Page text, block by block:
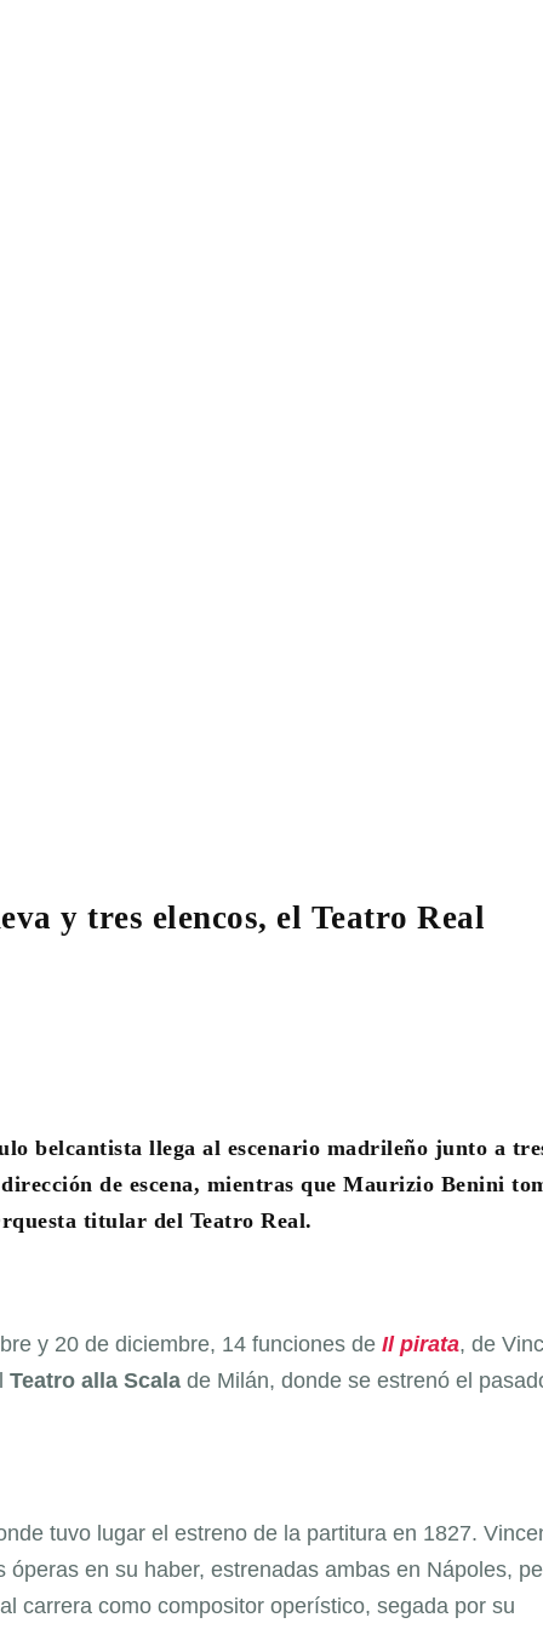
y tres elencos, el Teatro Real
belcantista llega al escenario madrileño junto a
de escena, mientras que Maurizio Benini
titular del Teatro Real.
y 20 de diciembre, 14 funciones de Il pirata, de
Teatro alla Scala de Milán, donde se estrenó el
tuvo lugar el estreno de la partitura en 1827.
en su haber, estrenadas ambas en Nápoles,
carrera como compositor operístico, segada por su